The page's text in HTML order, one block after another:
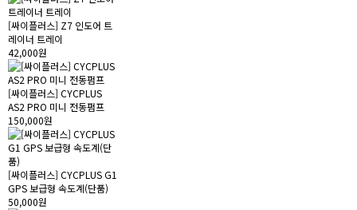
[싸이플러스] Z7 인도어 트
레이너 트레이
42,000원
[싸이플러스] CYCPLUS
AS2 PRO 미니 전동펌프
150,000원
[싸이플러스] CYCPLUS G1
GPS 보급형 속도계(단품)
50,000원